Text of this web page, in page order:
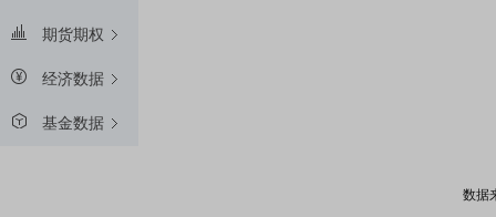
期货期权
经济数据
基金数据
数据